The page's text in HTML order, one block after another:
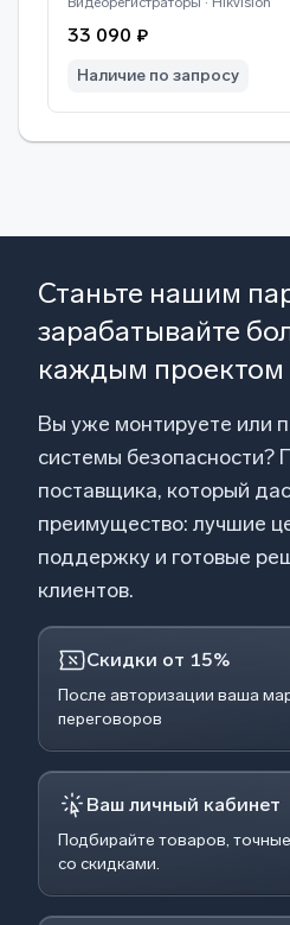
33 090 ₽
Наличие по запросу
Станьте нашим
зарабатывайте
каждым проектом
Вы уже монтируете или
системы безопасности?
поставщика, который
преимущество: лучшие
поддержку и готовые
клиентов.
Скидки от 15%
После авторизации ваша
переговоров
Ваш личный кабинет
Подбирайте товаров,
со скидками.